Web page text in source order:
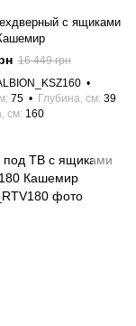
с ящиками
16 449 грн
75 Глубина, см 39
см 160